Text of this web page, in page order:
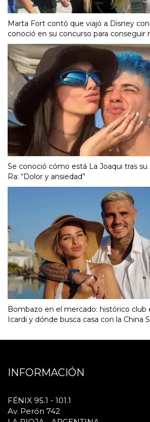
Marta Fort contó que viajó a Disney
conoció en su concurso para conseguir
Se conoció cómo está La Joaqui tras
Ra: “Dolor y ansiedad”
Bombazo en el mercado: histórico club
Icardi y dónde busca casa con la China
INFORMACIÓN
FÉNIX 95.1 - 101.1
Av. Perón 742